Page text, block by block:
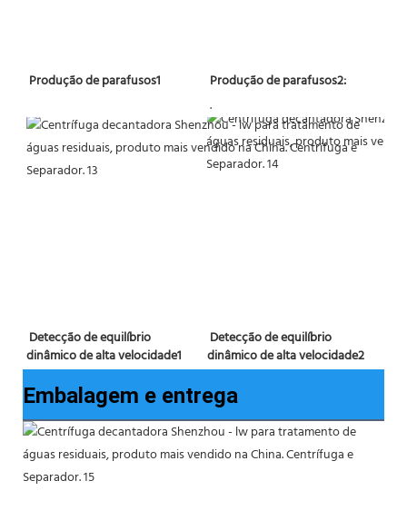
Produção de parafusos1
Produção de parafusos2:
.
dinâmico de alta velocidade1
Detecção de equilíbrio
dinâmico de alta velocidade2
Embalagem e entrega